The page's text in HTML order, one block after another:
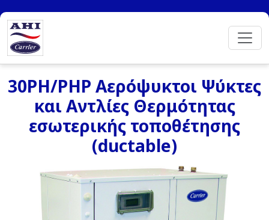
30PH/PHP Αερόψυκτοι Ψύκτες
και Αντλίες Θερμότητας
εσωτερικής τοποθέτησης
(ductable)